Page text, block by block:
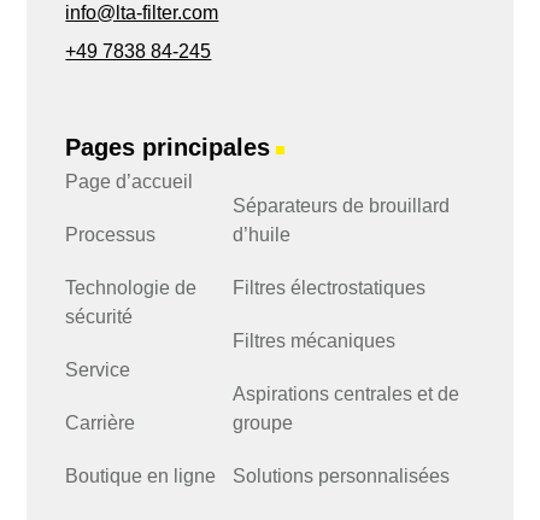
info@lta-filter.com
+49 7838 84-245
Pages principales ■
Page d’accueil
Processus
Technologie de
sécurité
Service
Carrière
Boutique en ligne
Séparateurs de brouillard
d’huile
Filtres électrostatiques
Filtres mécaniques
Aspirations centrales et de
groupe
Solutions personnalisées